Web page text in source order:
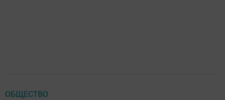
ОБЩЕСТВО